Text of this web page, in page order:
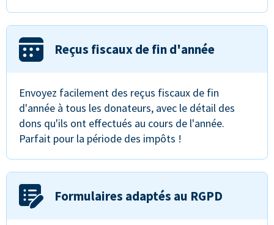
Reçus fiscaux de fin d'année
Envoyez facilement des reçus fiscaux de fin
d'année à tous les donateurs, avec le détail des
dons qu'ils ont effectués au cours de l'année.
Parfait pour la période des impôts !
Formulaires adaptés au RGPD